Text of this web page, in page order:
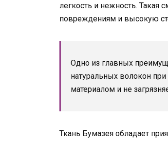
легкость и нежность. Такая
повреждениям и высокую
Одно из главных
натуральных волокон
материалом и не
Ткань Бумазея обладает